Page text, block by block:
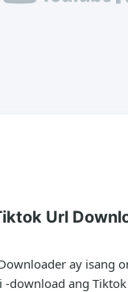
Url
ay isang
-download ang